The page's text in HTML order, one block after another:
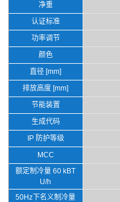
净重
认证标准
功率调节
颜色
直径 [mm]
排放高度 [mm]
节能装置
生成代码
IP 防护等级
MCC
额定制冷量 60 kBT
U/h
50Hz下名义制冷量